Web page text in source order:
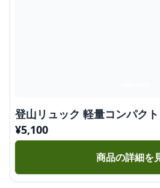
登山リュック 軽量コンパク
¥5,100
商品の詳細を